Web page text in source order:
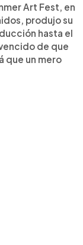
Art Fest, en
produjo su
hasta el
de que
que un mero